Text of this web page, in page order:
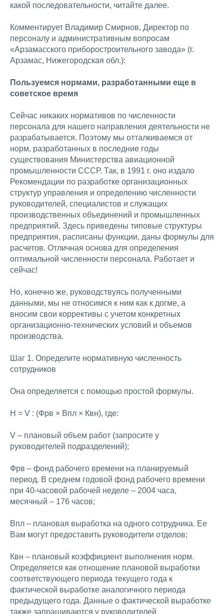
какой последовательности, читайте далее.
Комментирует Владимир Смирнов, Директор по
персоналу и административным вопросам
«Арзамасского приборостроительного завода» (г.
Арзамас, Нижегородская обл.):
Пользуемся нормами, разработанными еще в
советское время
Сейчас никаких нормативов по численности
персонала для нашего направления деятельности не
разрабатывается. Поэтому мы отталкиваемся от
норм, разработанных в последние годы
существования Министерства авиационной
промышленности СССР. Так, в 1991 г. оно издало
Рекомендации по разработке организационных
структур управления и определению численности
руководителей, специалистов и служащих
производственных объединений и промышленных
предприятий. Здесь приведены типовые структуры
предприятия, расписаны функции, даны формулы для
расчетов. Отличная основа для определения
оптимальной численности персонала. Работает и
сейчас!
Но, конечно же, руководствуясь полученными
данными, мы не относимся к ним как к догме, а
вносим свои коррективы с учетом конкретных
организационно-технических условий и объемов
производства.
Шаг 1. Определите нормативную численность
сотрудников
Она определяется с помощью простой формулы.
Н = V : (Фрв × Впл × Квн), где:
V – плановый объем работ (запросите у
руководителей подразделений);
Фрв – фонд рабочего времени на планируемый
период. В среднем годовой фонд рабочего времени
при 40-часовой рабочей неделе – 2004 часа,
месячный – 176 часов;
Впл – плановая выработка на одного сотрудника. Ее
Вам могут предоставить руководители отделов;
Квн – плановый коэффициент выполнения норм.
Определяется как отношение плановой выработки
соответствующего периода текущего года к
фактической выработке аналогичного периода
предыдущего года. Данные о фактической выработке
также запрашиваются у руководителей